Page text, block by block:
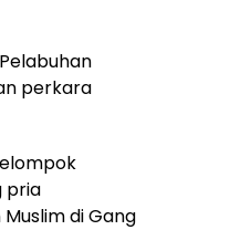
perkara
pria
di Gang